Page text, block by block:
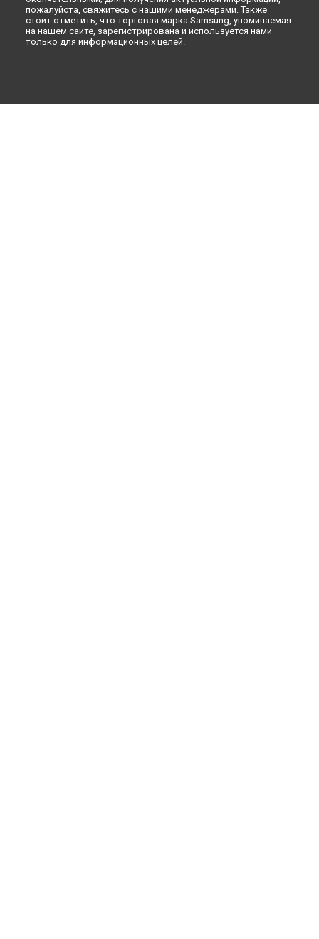
пожалуйста, свяжитесь с нашими менеджерами. Также
стоит отметить, что торговая марка Samsung, упоминаемая
на нашем сайте, зарегистрирована и используется нами
только для информационных целей.